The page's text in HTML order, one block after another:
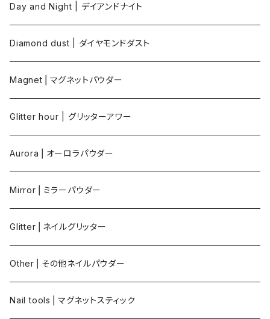
Day and Night | デイアンドナイト
Diamond dust | ダイヤモンドダスト
Magnet⎪マグネットパウダー
Glitter hour | グリッターアワー
Aurora⎪オーロラパウダー
Mirror⎪ミラーパウダー
Glitter⎪ネイルグリッター
Other⎪その他ネイルパウダー
Nail tools⎪マグネットスティック